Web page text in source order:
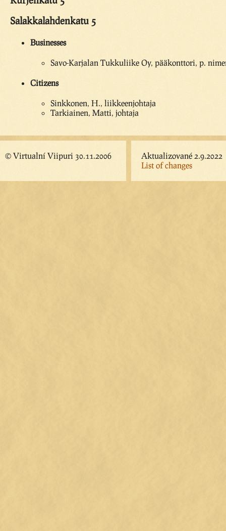
Salakkalahdenkatu 5
Businesses
Savo-Karjalan Tukkuliike Oy, pääkonttori, p.
Citizens
Sinkkonen, H., liikkeenjohtaja
Tarkiainen, Matti, johtaja
© Virtualní Viipuri 30.11.2006
Aktualizované 2.9.2022
List of changes